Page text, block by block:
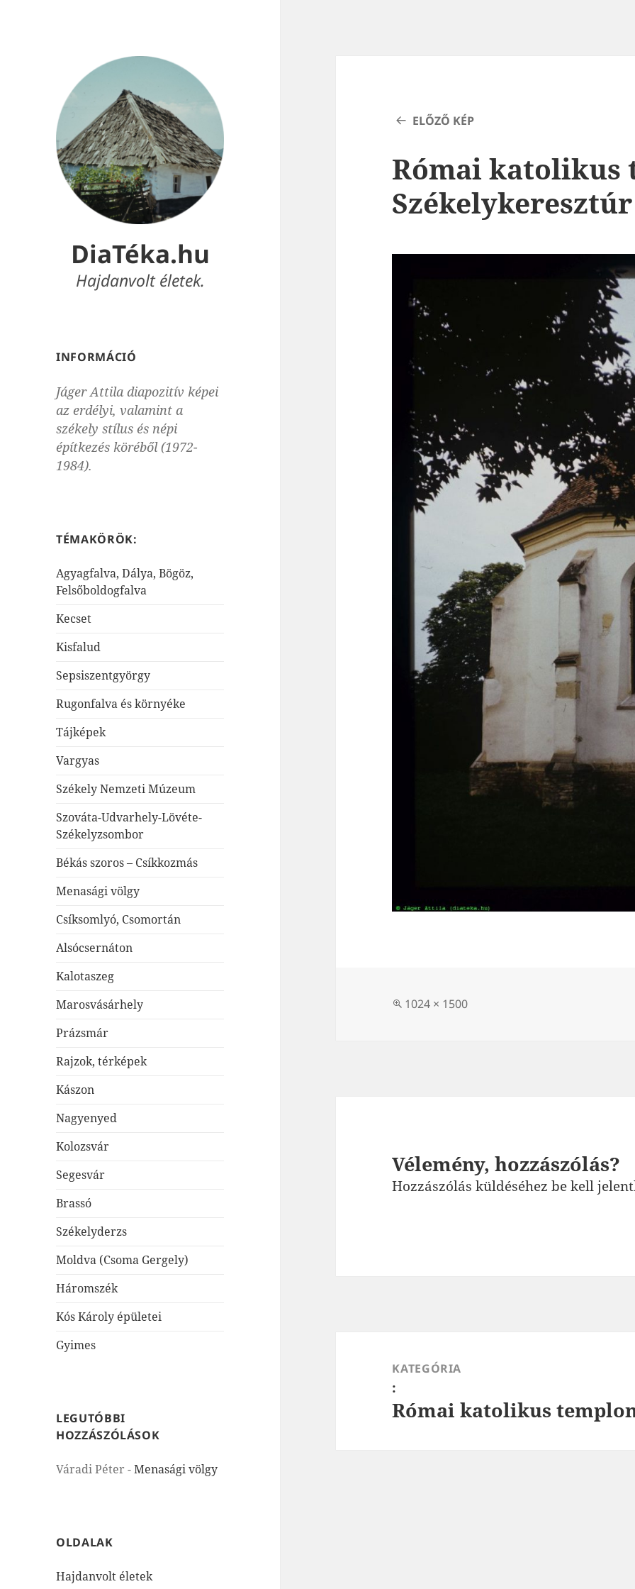
DiaTéka.hu
Hajdanvolt életek.
INFORMÁCIÓ
Jáger Attila diapozitív képei
az erdélyi, valamint a
székely stílus és népi
építkezés köréből (1972-
1984).
TÉMAKÖRÖK:
Agyagfalva, Dálya, Bögöz,
Felsőboldogfalva
Kecset
Kisfalud
Sepsiszentgyörgy
Rugonfalva és környéke
Tájképek
Vargyas
Székely Nemzeti Múzeum
Szováta-Udvarhely-Lövéte-
Székelyzsombor
Békás szoros – Csíkkozmás
Menasági völgy
Csíksomlyó, Csomortán
Alsócsernáton
Kalotaszeg
Marosvásárhely
Prázsmár
Rajzok, térképek
Kászon
Nagyenyed
Kolozsvár
Segesvár
Brassó
Székelyderzs
Moldva (Csoma Gergely)
Háromszék
Kós Károly épületei
Gyimes
LEGUTÓBBI
HOZZÁSZÓLÁSOK
Váradi Péter -Menasági völgy
OLDALAK
Hajdanvolt életek
ELŐZŐ KÉP
Római katolikus
Székelykeresztúr
Teljes
1024 × 1500
Vélemény, hozzászólás?
Hozzászólás küldéséhezbe kell
navigációKATEGÓRIA
:
Római katolikus